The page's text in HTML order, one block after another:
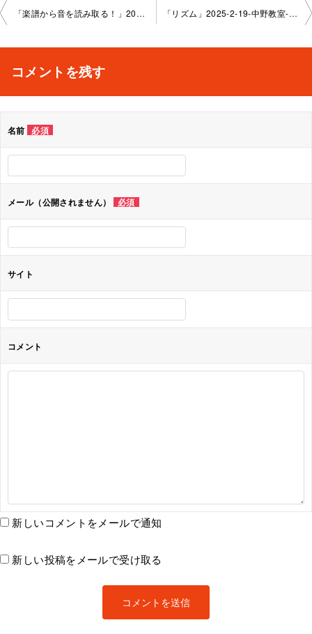
投
ビ
シ
ョ
ン
「楽譜から音を読み取る！」2025-1-27-高円寺教室-No.0097-1162 「リズム」2025-2-19-中野教室-No.0097-1163
コメントを残す
名前 必須
メール（公開されません） 必須
サイト
コメント
新しいコメントをメールで通知
新しい投稿をメールで受け取る